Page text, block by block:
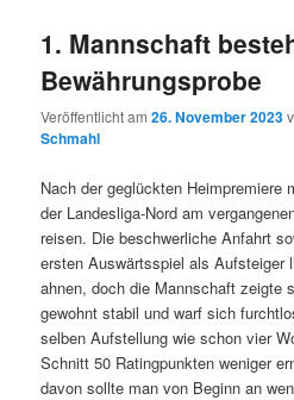
1. Mannschaft
Bewährungsprobe
Veröffentlicht am26. November 2023
Schmahl
Nach der geglückten Heimpremiere
der Landesliga-Nord am
reisen. Die beschwerliche Anfahrt
ersten Auswärtsspiel als Aufsteiger
ahnen, doch die Mannschaft zeigte
gewohnt stabil und warf sich
selben Aufstellung wie schon vier
Schnitt 50 Ratingpunkten weniger
davon sollte man von Beginn an